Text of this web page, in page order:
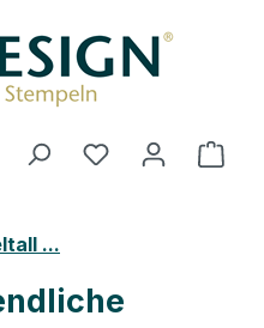
Du hast 0
...